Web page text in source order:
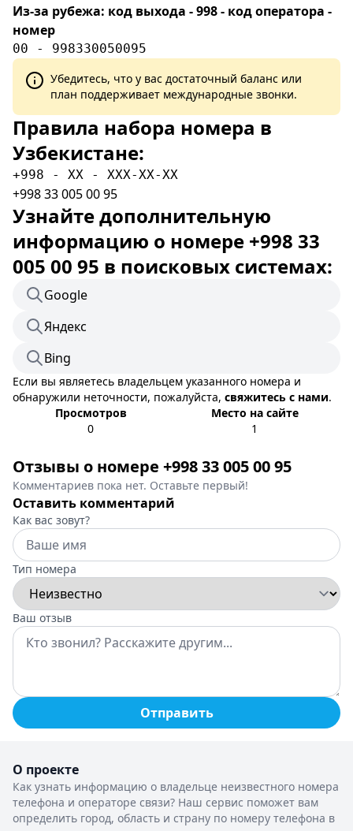
Из-за рубежа: код выхода - 998 - код оператора -
номер
00 - 998330050095
Убедитесь, что у вас достаточный баланс или
план поддерживает международные звонки.
Правила набора номера в
Узбекистане:
+998 - XX - XXX-XX-XX
+998 33 005 00 95
Узнайте дополнительную
информацию о номере +998 33
005 00 95 в поисковых системах:
Google
Яндекс
Bing
Если вы являетесь владельцем указанного номера и
обнаружили неточности, пожалуйста, свяжитесь с нами.
Просмотров
0
Место на сайте
1
Отзывы о номере +998 33 005 00 95
Комментариев пока нет. Оставьте первый!
Оставить комментарий
Как вас зовут?
Тип номера
Ваш отзыв
Отправить
О проекте
Как узнать информацию о владельце неизвестного номера
телефона и операторе связи? Наш сервис поможет вам
определить город, область и страну по номеру телефона в